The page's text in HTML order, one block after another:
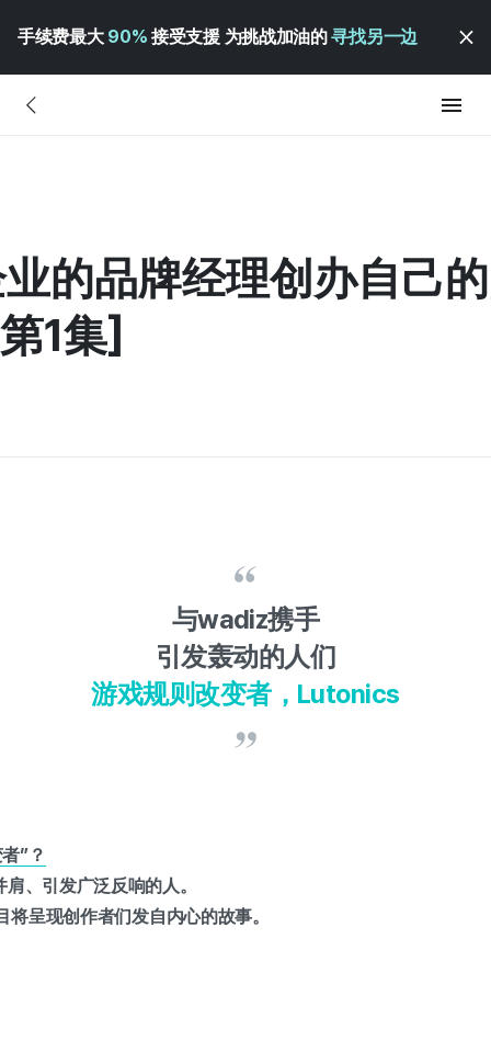
手续费最大 90% 接受支援 为挑战加油的寻找另一边
的品牌经理创办自己
1集]
与wadiz携手
引发轰动的人们
游戏规则改变者，Lutonics
”？
、引发广泛反响的人。
将呈现创作者们发自内心的故事。